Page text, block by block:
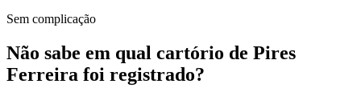
Sem complicação
Não sabe em qual cartório de Pires
Ferreira foi registrado?